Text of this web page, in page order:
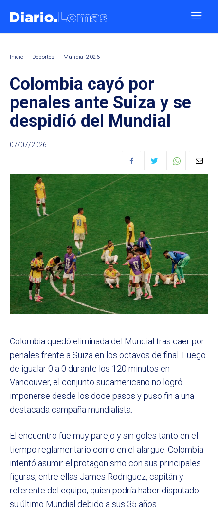
Inicio Deportes Mundial 2026
Colombia cayó por
penales ante Suiza y se
despidió del Mundial
07/07/2026
Colombia quedó eliminada del Mundial tras caer por
penales frente a Suiza en los octavos de final. Luego
de igualar 0 a 0 durante los 120 minutos en
Vancouver, el conjunto sudamericano no logró
imponerse desde los doce pasos y puso fin a una
destacada campaña mundialista.
El encuentro fue muy parejo y sin goles tanto en el
tiempo reglamentario como en el alargue. Colombia
intentó asumir el protagonismo con sus principales
figuras, entre ellas James Rodríguez, capitán y
referente del equipo, quien podría haber disputado
su último Mundial debido a sus 35 años.